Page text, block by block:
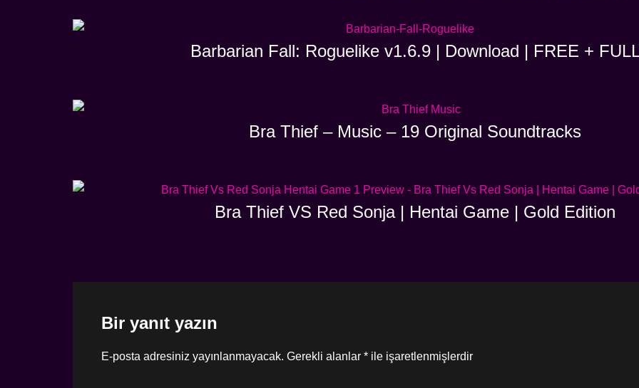
Barbarian Fall: Roguelike v1.6.9 | Download | FREE +
Bra Thief – Music – 19 Original Soundtracks
Bra Thief VS Red Sonja | Hentai Game | Gold Edition
Bir yanıt yazın
E-posta adresiniz yayınlanmayacak. Gerekli alanlar * ile işaretlenmişlerdir